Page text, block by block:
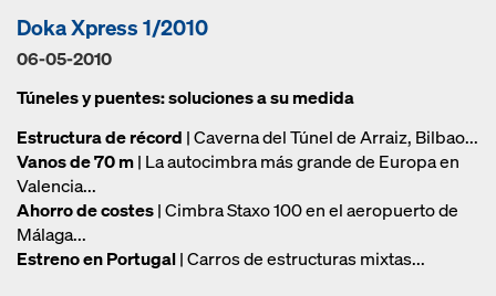
Doka Xpress 1/2010
06-05-2010
Túneles y puentes: soluciones a su medida
Estructura de récord | Caverna del Túnel de Arraiz, Bilbao...
Vanos de 70 m| La autocimbra más grande de Europa en
Valencia...
Ahorro de costes| Cimbra Staxo 100 en el aeropuerto de
Málaga...
Estreno en Portugal| Carros de estructuras mixtas...